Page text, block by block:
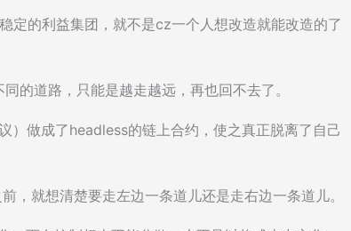
定的利益集团，就不是cz一个人想改造就能改造的了
的道路，只能是越走越远，再也回不去了。
做成了headless的链上合约，使之真正脱离了自己
就想清楚要走左边一条道儿还是走右边一条道儿。